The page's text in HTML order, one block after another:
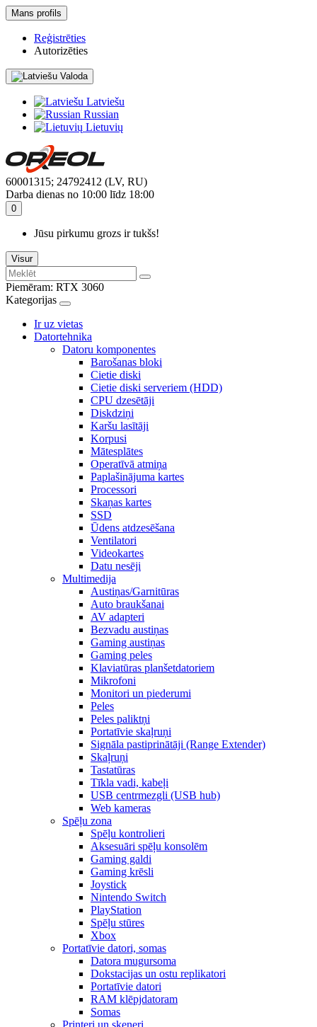
Mans profils
Reģistrēties
Autorizēties
Valoda
Latviešu
Russian
Lietuvių
60001315; 24792412 (LV, RU)
Darba dienas no 10:00 līdz 18:00
0
Jūsu pirkumu grozs ir tukšs!
Visur
Piemēram: RTX 3060
Kategorijas
Ir uz vietas
Datortehnika
Datoru komponentes
Barošanas bloki
Cietie diski
Cietie diski serveriem (HDD)
CPU dzesētāji
Diskdziņi
Karšu lasītāji
Korpusi
Mātesplātes
Operatīvā atmiņa
Paplašinājuma kartes
Processori
Skaņas kartes
SSD
Ūdens atdzesēšana
Ventilatori
Videokartes
Datu nesēji
Multimedija
Austiņas/Garnitūras
Auto braukšanai
AV adapteri
Bezvadu austiņas
Gaming austiņas
Gaming peles
Klaviatūras planšetdatoriem
Mikrofoni
Monitori un piederumi
Peles
Peles paliktņi
Portatīvie skaļruņi
Signāla pastiprinātāji (Range Extender)
Skaļruņi
Tastatūras
Tīkla vadi, kabeļi
USB centrmezgli (USB hub)
Web kameras
Spēļu zona
Spēļu kontrolieri
Aksesuāri spēļu konsolēm
Gaming galdi
Gaming krēsli
Joystick
Nintendo Switch
PlayStation
Spēļu stūres
Xbox
Portatīvie datori, somas
Datora mugursoma
Dokstacijas un ostu replikatori
Portatīvie datori
RAM klēpjdatoram
Somas
Printeri un skeneri